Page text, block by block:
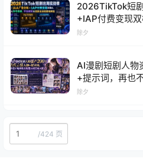
2026TikTok短
+IAP付费变现
则到回款全流程
除夕
AI漫剧短剧人物
+提示词，再也
物了
除夕
/424 页